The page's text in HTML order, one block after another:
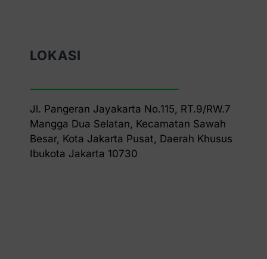
LOKASI
Jl. Pangeran Jayakarta No.115, RT.9/RW.7
Mangga Dua Selatan, Kecamatan Sawah
Besar, Kota Jakarta Pusat, Daerah Khusus
Ibukota Jakarta 10730